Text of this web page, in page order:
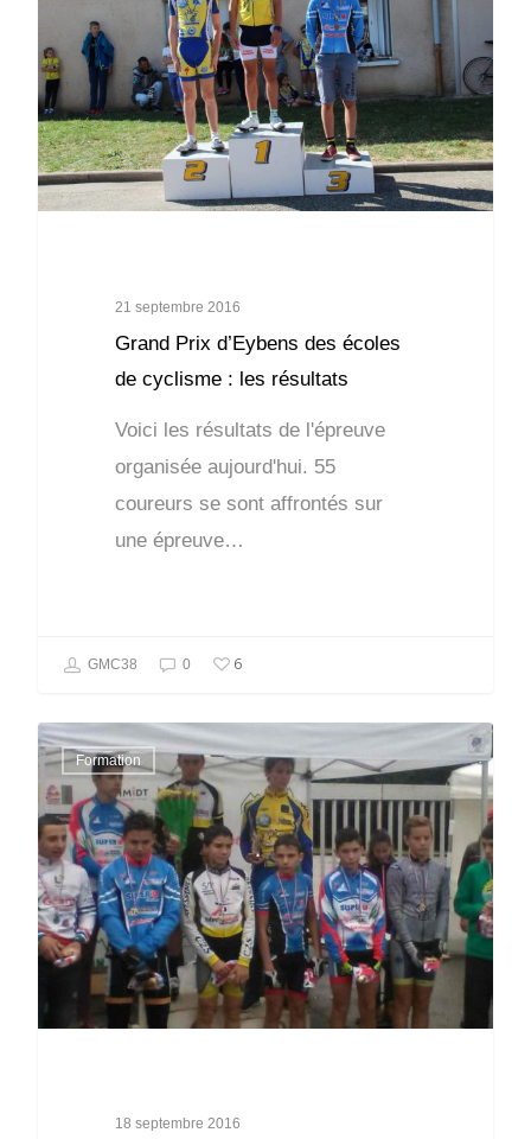
21 septembre 2016
Grand Prix d’Eybens des écoles
de cyclisme : les résultats
Voici les résultats de l'épreuve
organisée aujourd'hui. 55
coureurs se sont affrontés sur
une épreuve…
GMC38 0 6
Formation
18 septembre 2016